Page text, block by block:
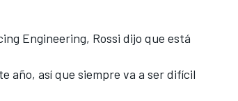
Engineering, Rossi dijo que está
año, así que siempre va a ser difícil